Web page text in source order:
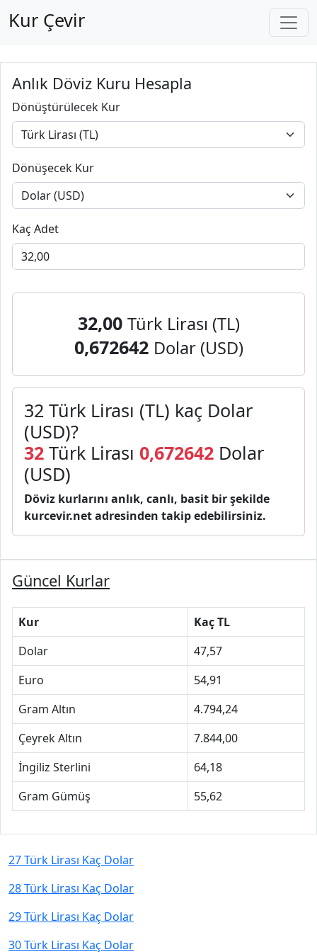
Kur Çevir
Anlık Döviz Kuru Hesapla
Dönüştürülecek Kur
Dönüşecek Kur
Kaç Adet
32,00 Türk Lirası (TL)
0,672642 Dolar (USD)
32 Türk Lirası (TL) kaç Dolar
(USD)?
32 Türk Lirası 0,672642 Dolar
(USD)
Döviz kurlarını anlık, canlı, basit bir şekilde
kurcevir.net adresinden takip edebilirsiniz.
Güncel Kurlar
Kur
Kaç TL
Dolar
47,57
Euro
54,91
Gram Altın
4.794,24
Çeyrek Altın
7.844,00
İngiliz Sterlini
64,18
Gram Gümüş
55,62
27 Türk Lirası Kaç Dolar
28 Türk Lirası Kaç Dolar
29 Türk Lirası Kaç Dolar
30 Türk Lirası Kaç Dolar